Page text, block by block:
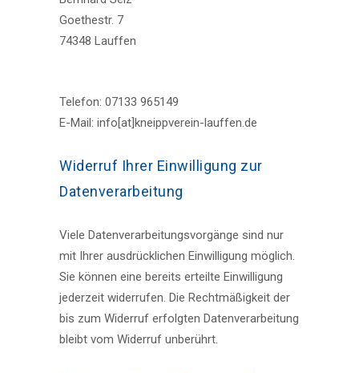
Goethestr. 7
74348 Lauffen
Telefon: 07133 965149
E-Mail: info[at]kneippverein-lauffen.de
Widerruf Ihrer Einwilligung zur
Datenverarbeitung
Viele Datenverarbeitungsvorgänge sind nur
mit Ihrer ausdrücklichen Einwilligung möglich.
Sie können eine bereits erteilte Einwilligung
jederzeit widerrufen. Die Rechtmäßigkeit der
bis zum Widerruf erfolgten Datenverarbeitung
bleibt vom Widerruf unberührt.